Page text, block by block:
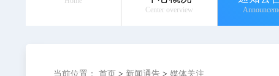
Center overview
当前位置： 首页 > 新闻通告 > 媒体关注